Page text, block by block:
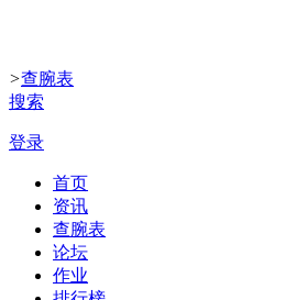
>查腕表
搜索
登录
首页
资讯
查腕表
论坛
作业